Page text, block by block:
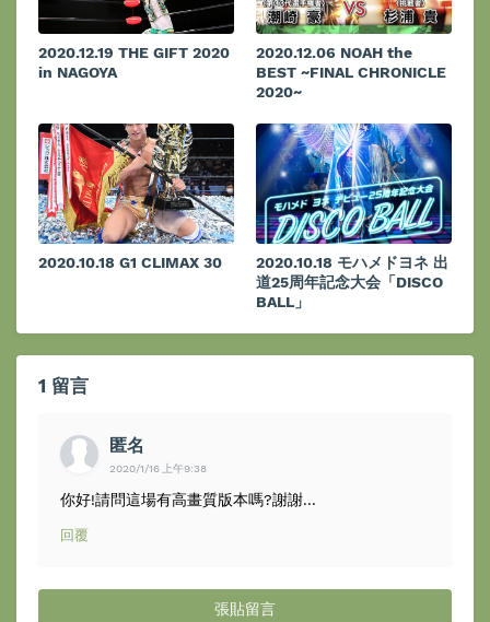
2020.12.19 THE GIFT 2020
in NAGOYA
2020.12.06 NOAH the
BEST ~FINAL CHRONICLE
2020~
2020.10.18 G1 CLIMAX 30
2020.10.18 モハメドヨネ 出
道25周年記念大会「DISCO
BALL」
1 留言
匿名
2020/1/16 上午9:38
你好!請問這場有高畫質版本嗎?謝謝...
回覆
張貼留言